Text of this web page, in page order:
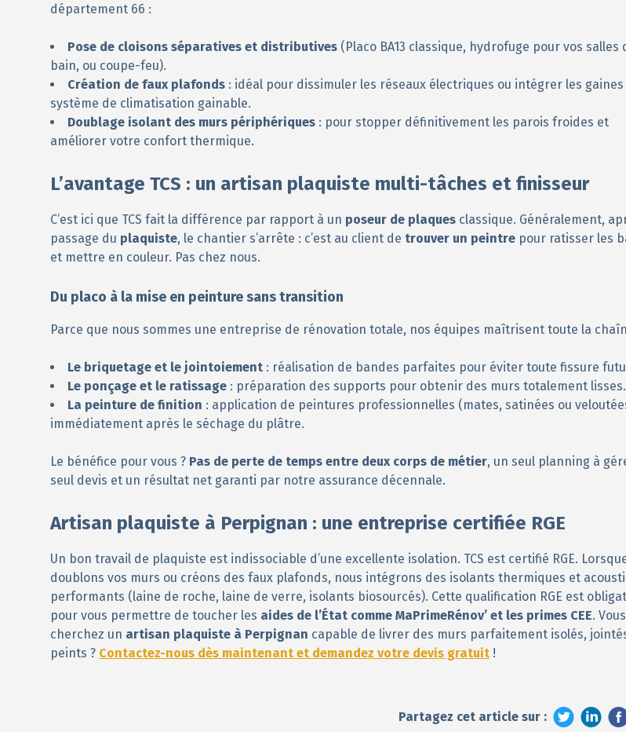
département 66 :
Pose de cloisons séparatives et distributives (Placo BA13 classique, hydrofuge pour vos salles
bain, ou coupe-feu).
Création de faux plafonds : idéal pour dissimuler les réseaux électriques ou intégrer les gaines
système de climatisation gainable.
Doublage isolant des murs périphériques : pour stopper définitivement les parois froides et
améliorer votre confort thermique.
L’avantage TCS : un artisan plaquiste multi-tâches et finisseur
C’est ici que TCS fait la différence par rapport à un poseur de plaques classique. Généralement,
passage du plaquiste, le chantier s’arrête : c’est au client de trouver un peintre pour ratisser les
et mettre en couleur. Pas chez nous.
Du placo à la mise en peinture sans transition
Parce que nous sommes une entreprise de rénovation totale, nos équipes maîtrisent toute la
Le briquetage et le jointoiement : réalisation de bandes parfaites pour éviter toute fissure
Le ponçage et le ratissage : préparation des supports pour obtenir des murs totalement lisses.
La peinture de finition : application de peintures professionnelles (mates, satinées ou
immédiatement après le séchage du plâtre.
Le bénéfice pour vous ? Pas de perte de temps entre deux corps de métier, un seul planning à
seul devis et un résultat net garanti par notre assurance décennale.
Artisan plaquiste à Perpignan : une entreprise certifiée RGE
Un bon travail de plaquiste est indissociable d’une excellente isolation. TCS est certifié RGE.
doublons vos murs ou créons des faux plafonds, nous intégrons des isolants thermiques et
performants (laine de roche, laine de verre, isolants biosourcés). Cette qualification RGE est
pour vous permettre de toucher les aides de l’État comme MaPrimeRénov’ et les primes CEE. Vous
cherchez un artisan plaquiste à Perpignan capable de livrer des murs parfaitement isolés,
peints ? Contactez-nous dès maintenant et demandez votre devis gratuit !
Partagez cet article sur :